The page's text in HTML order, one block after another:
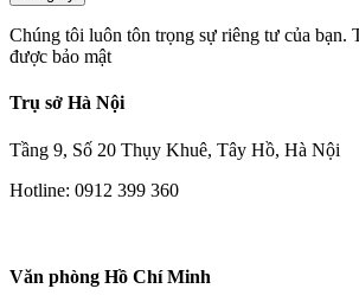
Chúng tôi luôn tôn trọng sự riêng tư của bạn.
được bảo mật
Trụ sở Hà Nội
Tầng 9, Số 20 Thụy Khuê, Tây Hồ, Hà Nội
Hotline: 0912 399 360
Văn phòng Hồ Chí Minh